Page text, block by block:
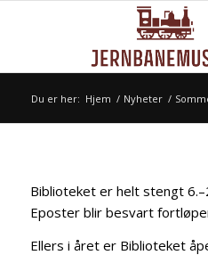
Du er her: Hjem / Nyheter /
Biblioteket er helt stengt
Eposter blir besvart
Ellers i året er Biblioteket